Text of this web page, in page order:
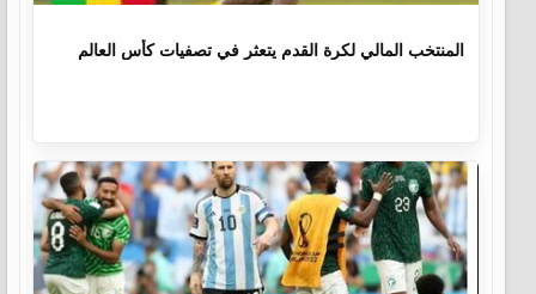
المنتخب المالي لكرة القدم يتعثر في تصفيات كأس العالم